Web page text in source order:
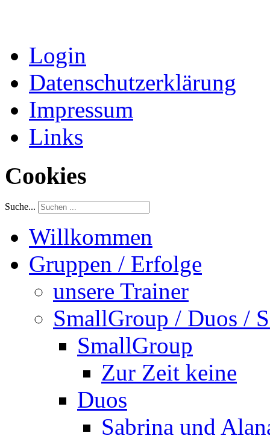
Login
Datenschutzerklärung
Impressum
Links
Cookies
Suche...
Willkommen
Gruppen / Erfolge
unsere Trainer
SmallGroup / Duos /
SmallGroup
Zur Zeit keine
Duos
Sabrina und